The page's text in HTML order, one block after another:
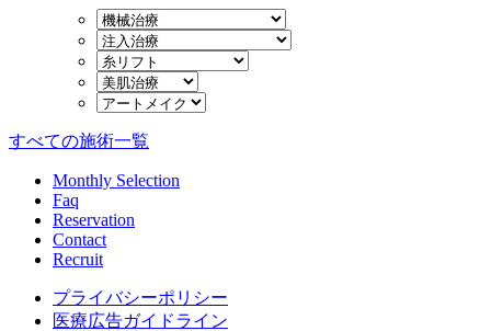
すべての施術一覧
Monthly Selection
Faq
Reservation
Contact
Recruit
プライバシーポリシー
医療広告ガイドライン